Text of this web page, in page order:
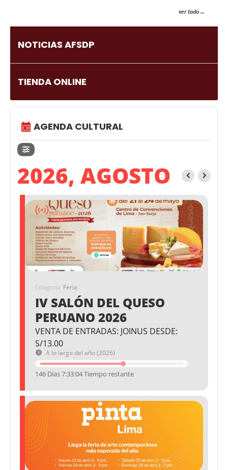
ver todo
NOTICIAS AFSDP
TIENDA ONLINE
AGENDA CULTURAL
2026, AGOSTO
Categoría Feria
IV SALÓN DEL QUESO
PERUANO 2026
VENTA DE ENTRADAS: JOINUS DESDE:
S/13.00
A lo largo del año (2026)
146 Días 7:33:04 Tiempo restante